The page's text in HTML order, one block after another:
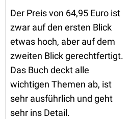
Der Preis von 64,95 Euro ist
zwar auf den ersten Blick
etwas hoch, aber auf dem
zweiten Blick gerechtfertigt.
Das Buch deckt alle
wichtigen Themen ab, ist
sehr ausführlich und geht
sehr ins Detail.